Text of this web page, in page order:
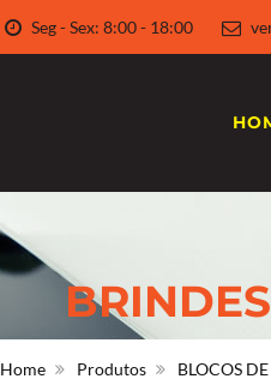
Seg - Sex: 8:00 - 18:00
BRINDES
Home Produtos BLOCOS